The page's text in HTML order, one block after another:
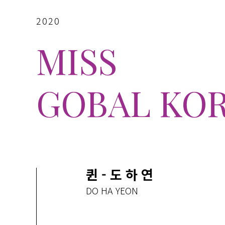
2020
MISS
GOBAL
퀸 - 도 하 연
DO HA YEON